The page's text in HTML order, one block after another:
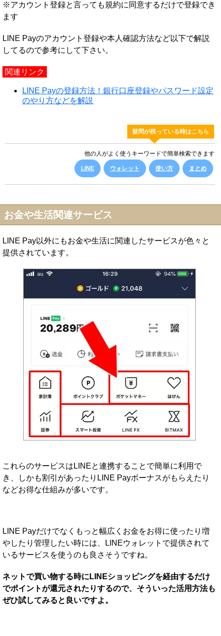
※アカウント登録と言っても規約に同意するだけで登録でき
ます
LINE Payのアカウント登録や本人確認方法など以下で解説
してるので参考にして下さい。
関連リンク
LINE Payの登録方法！銀行口座登録やパスワード設定
のやり方などを解説
疑問が残っている時はこちら
他の人がよく使うキーワードで簡単検索できます
LINE ウォレット 使い方 まとめ
お金や生活関連サービス
LINE Pay以外にもお金や生活に関連したサービスが色々と
提供されています。
これらのサービスはLINEと連携することで簡単に利用で
き、しかも割引があったりLINE Payボーナスがもらえたり
などお得な仕組みが多いです。
LINE Payだけでなくもっと幅広くお金をお得に使ったり増
やしたり管理したい時には、LINEウォレットで提供されて
いるサービスを使うのも良さそうですね。
ネットで買い物する時にLINEショッピングを経由するだけ
でポイントが還元されたりするので、そういった活用方法も
ぜひ試してみると良いですよ。